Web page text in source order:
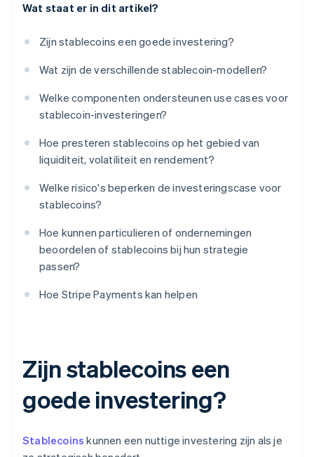
Wat staat er in dit artikel?
Zijn stablecoins een goede investering?
Wat zijn de verschillende stablecoin-modellen?
Welke componenten ondersteunen use cases voor
stablecoin-investeringen?
Hoe presteren stablecoins op het gebied van
liquiditeit, volatiliteit en rendement?
Welke risico's beperken de investeringscase voor
stablecoins?
Hoe kunnen particulieren of ondernemingen
beoordelen of stablecoins bij hun strategie
passen?
Hoe Stripe Payments kan helpen
Zijn stablecoins een
goede investering?
Stablecoins kunnen een nuttige investering zijn als je